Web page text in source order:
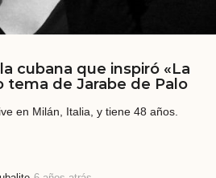
cubana que inspiró «La
tema de Jarabe de Palo
en Milán, Italia, y tiene 48 años.